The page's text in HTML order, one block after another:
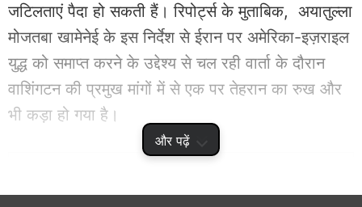
और पढ़ें
जटिलताएं पैदा हो सकती हैं। रिपोर्ट्स के मुताबिक, अयातुल्ला
मोजतबा खामेनेई के इस निर्देश से ईरान पर अमेरिका-इज़राइल
युद्ध को समाप्त करने के उद्देश्य से चल रही वार्ता के दौरान
वाशिंगटन की प्रमुख मांगों में से एक पर तेहरान का रुख और
भी कड़ा हो गया है।